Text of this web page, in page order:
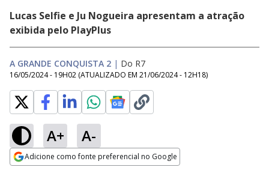
Lucas Selfie e Ju Nogueira apresentam a atração
exibida pelo PlayPlus
A GRANDE CONQUISTA 2 | Do R7
16/05/2024 - 19H02 (ATUALIZADO EM 21/06/2024 - 12H18)
A+ A-
Adicione como fonte preferencial no Google